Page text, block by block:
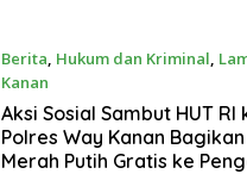
Berita, Hukum dan Kriminal,
Kanan
Agustus 7, 2026
Aksi Sosial Sambut HUT RI
Polres Way Kanan
Merah Putih Gratis ke